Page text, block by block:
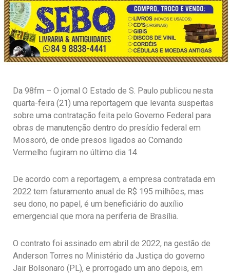
Da 98fm – O jornal O Estado de S. Paulo publicou nesta
quarta-feira (21) uma reportagem que levanta suspeitas
sobre uma contratação feita pelo Governo Federal para
obras de manutenção dentro do presídio federal em
Mossoró, de onde presos ligados ao Comando
Vermelho fugiram no último dia 14.
De acordo com a reportagem, a empresa contratada em
2022 tem faturamento anual de R$ 195 milhões, mas
seu dono, no papel, é um beneficiário do auxílio
emergencial que mora na periferia de Brasília.
O contrato foi assinado em abril de 2022, na gestão de
Anderson Torres no Ministério da Justiça do governo
Jair Bolsonaro (PL), e prorrogado um ano depois, em